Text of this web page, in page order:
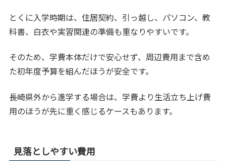
とくに入学時期は、住居契約、引っ越し、パソコン、教
科書、白衣や実習関連の準備も重なりやすいです。
そのため、学費本体だけで安心せず、周辺費用まで含め
た初年度予算を組んだほうが安全です。
長崎県外から進学する場合は、学費より生活立ち上げ費
用のほうが先に重く感じるケースもあります。
見落としやすい費用